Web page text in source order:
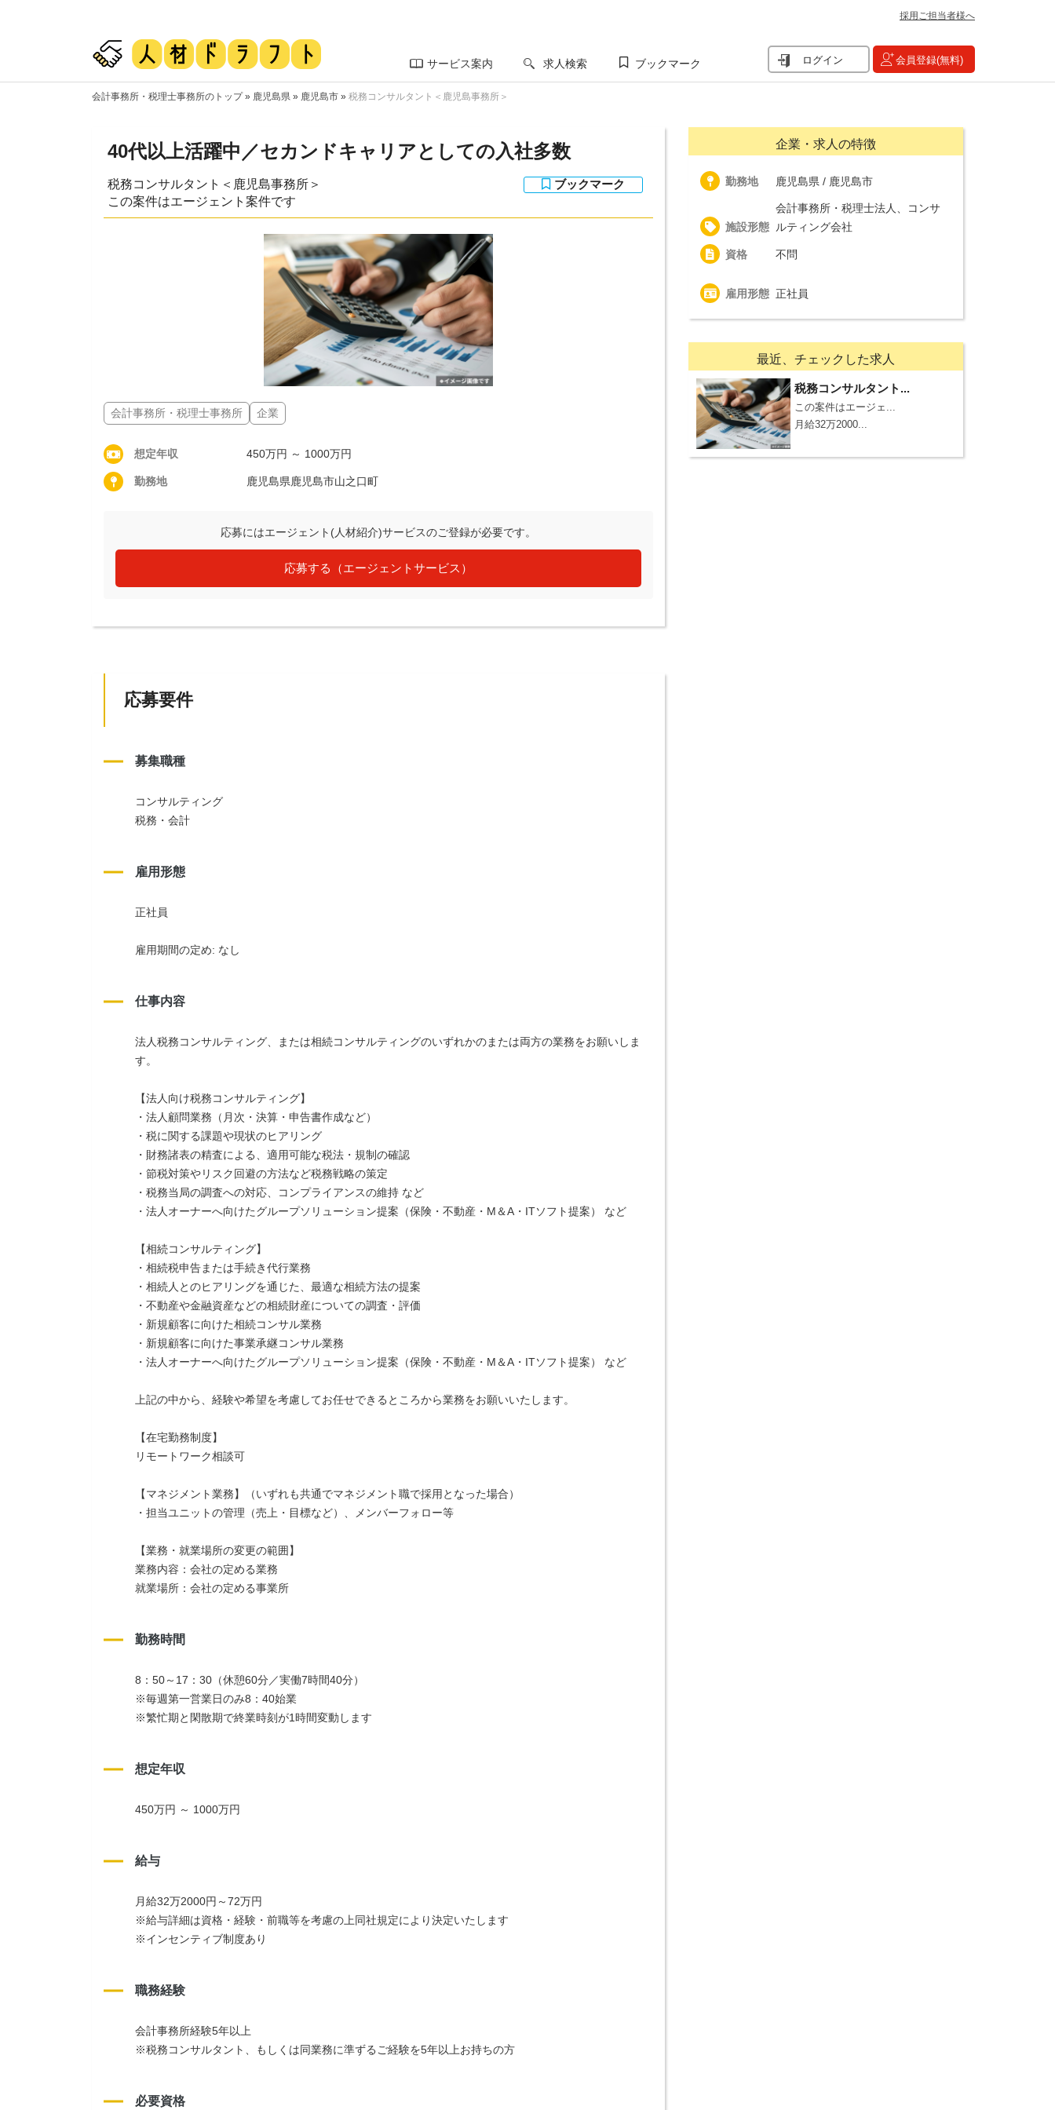
採用ご担当者様へ
サービス案内 求人検索 ブックマーク ログイン 会員登録(無料)
会計事務所・税理士事務所のトップ» 鹿児島県 » 鹿児島市 » 税務コンサルタント＜鹿児島事務所＞
40代以上活躍中／セカンドキャリアとしての入社多数
税務コンサルタント＜鹿児島事務所＞
この案件はエージェント案件です
会計事務所・税理士事務所 企業
想定年収 450万円 ～ 1000万円
勤務地 鹿児島県鹿児島市山之口町
応募にはエージェント(人材紹介)サービスのご登録が必要です。
応募する（エージェントサービス）
応募要件
募集職種
コンサルティング
税務・会計
雇用形態
正社員
雇用期間の定め: なし
仕事内容
法人税務コンサルティング、または相続コンサルティングのいずれかのまたは両方の業務をお願いしま
す。
【法人向け税務コンサルティング】
・法人顧問業務（月次・決算・申告書作成など）
・税に関する課題や現状のヒアリング
・財務諸表の精査による、適用可能な税法・規制の確認
・節税対策やリスク回避の方法など税務戦略の策定
・税務当局の調査への対応、コンプライアンスの維持 など
・法人オーナーへ向けたグループソリューション提案（保険・不動産・М＆A・ITソフト提案） など
【相続コンサルティング】
・相続税申告または手続き代行業務
・相続人とのヒアリングを通じた、最適な相続方法の提案
・不動産や金融資産などの相続財産についての調査・評価
・新規顧客に向けた相続コンサル業務
・新規顧客に向けた事業承継コンサル業務
・法人オーナーへ向けたグループソリューション提案（保険・不動産・М＆A・ITソフト提案） など
上記の中から、経験や希望を考慮してお任せできるところから業務をお願いいたします。
【在宅勤務制度】
リモートワーク相談可
【マネジメント業務】（いずれも共通でマネジメント職で採用となった場合）
・担当ユニットの管理（売上・目標など）、メンバーフォロー等
【業務・就業場所の変更の範囲】
業務内容：会社の定める業務
就業場所：会社の定める事業所
勤務時間
8：50～17：30（休憩60分／実働7時間40分）
※毎週第一営業日のみ8：40始業
※繁忙期と閑散期で終業時刻が1時間変動します
想定年収
450万円 ～ 1000万円
給与
月給32万2000円～72万円
※給与詳細は資格・経験・前職等を考慮の上同社規定により決定いたします
※インセンティブ制度あり
職務経験
会計事務所経験5年以上
※税務コンサルタント、もしくは同業務に準ずるご経験を5年以上お持ちの方
必要資格
企業・求人の特徴
勤務地 鹿児島県 / 鹿児島市
施設形態
会計事務所・税理士法人、コンサ
ルティング会社
資格 不問
雇用形態 正社員
最近、チェックした求人
税務コンサルタント...
この案件はエージェ...
月給32万2000...